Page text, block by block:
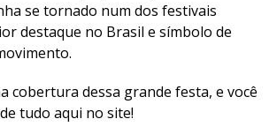
se tornado num dos festivais
destaque no Brasil e símbolo de
cobertura dessa grande festa, e você
tudo aqui no site!